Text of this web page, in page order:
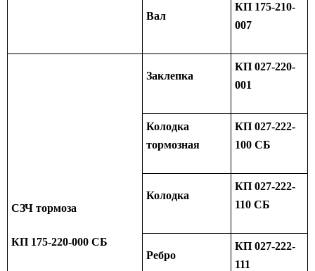
Вал
КП 175-210-
007
СЗЧ тормоза
КП 175-220-000 СБ
Заклепка
КП 027-220-
001
Колодка
тормозная
КП 027-222-
100 СБ
Колодка
КП 027-222-
110 СБ
Ребро
КП 027-222-
111